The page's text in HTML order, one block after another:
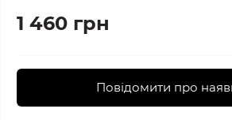
1 460 грн
Повідомити про